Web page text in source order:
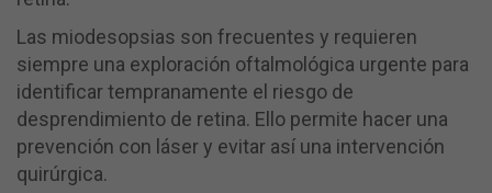
Las miodesopsias son frecuentes y requieren
siempre una exploración oftalmológica urgente para
identificar tempranamente el riesgo de
desprendimiento de retina. Ello permite hacer una
prevención con láser y evitar así una intervención
quirúrgica.